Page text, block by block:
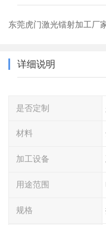
东莞虎门激光镭射加工厂
详细说明
是否定制
材料
加工设备
用途范围
规格